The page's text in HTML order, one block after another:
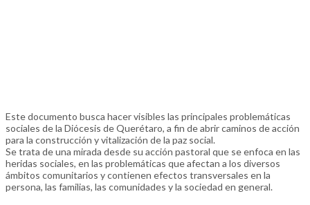
Este documento busca hacer visibles las principales problemáticas
sociales de la Diócesis de Querétaro, a fin de abrir caminos de acción
para la construcción y vitalización de la paz social.
Se trata de una mirada desde su acción pastoral que se enfoca en las
heridas sociales, en las problemáticas que afectan a los diversos
ámbitos comunitarios y contienen efectos transversales en la
persona, las familias, las comunidades y la sociedad en general.